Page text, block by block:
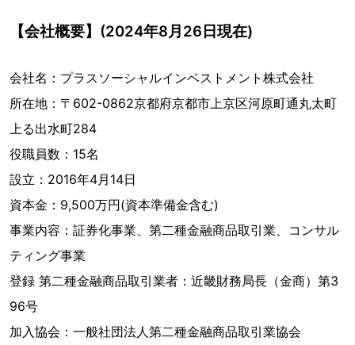
【会社概要】(2024年8月26日現在)
会社名：プラスソーシャルインベストメント株式会社
所在地：〒602-0862京都府京都市上京区河原町通丸太町
上る出水町284
役職員数：15名
設立：2016年4月14日
資本金：9,500万円(資本準備金含む)
事業内容：証券化事業、第二種金融商品取引業、コンサル
ティング事業
登録 第二種金融商品取引業者：近畿財務局長（金商）第3
96号
加入協会：一般社団法人第二種金融商品取引業協会